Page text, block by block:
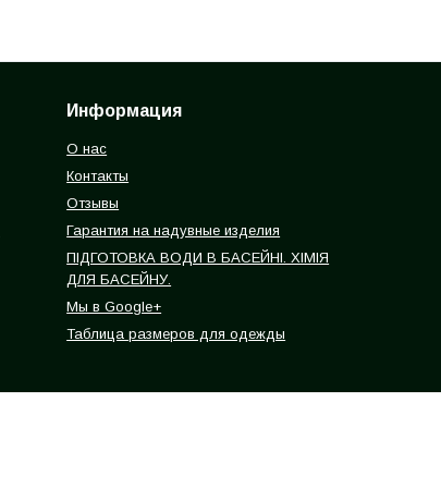
Информация
О нас
Контакты
Отзывы
Гарантия на надувные изделия
ПІДГОТОВКА ВОДИ В БАСЕЙНІ. ХІМІЯ
ДЛЯ БАСЕЙНУ.
Мы в Google+
Таблица размеров для одежды